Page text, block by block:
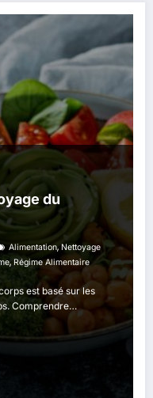
du
Alimentation,Nettoyage
, Régime Alimentaire
est basé sur les
Comprendre…